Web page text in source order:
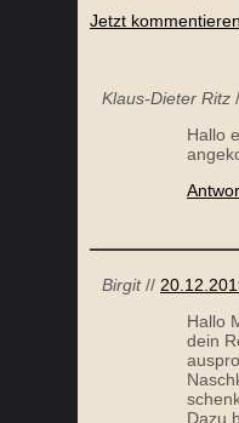
Jetzt kommentieren
Klaus-Dieter Ritz
Hallo
Birgit//
Hallo
dein
Dazu